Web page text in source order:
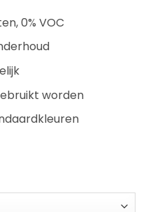
0% VOC
worden